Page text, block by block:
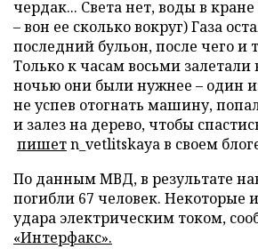
чердак... Света нет, воды в
–вон ее сколько вокруг) Газа
последний бульон, после чего и
Только к часам восьми залетали
ночью они были нужнее – один
не успев отогнать машину,
и залез на дерево, чтобы
пишетn_vetlitskaya в своем
По данным МВД, в результате
погибли 67 человек. Некоторые
удара электрическим током,
«Интерфакс».